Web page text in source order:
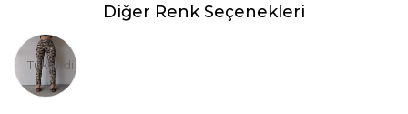
Diğer Renk Seçenekleri
Tükendi